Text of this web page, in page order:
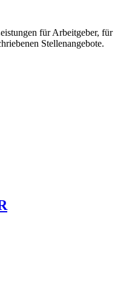
für Arbeitgeber, für
Stellenangebote.